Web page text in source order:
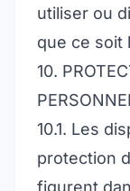
utiliser ou
que ce soit
10.
10.1. Les
protection
figurent